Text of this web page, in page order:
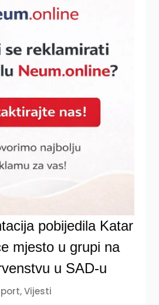
pobijedila Katar
mjesto u grupi na
u SAD-u
,Vijesti